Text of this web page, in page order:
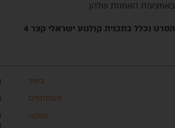
באמצעות האמנות שלהן.
הסרט נכלל בתכנית קולנוע ישראלי קצר 4
בימוי
משתתפים
הפקה